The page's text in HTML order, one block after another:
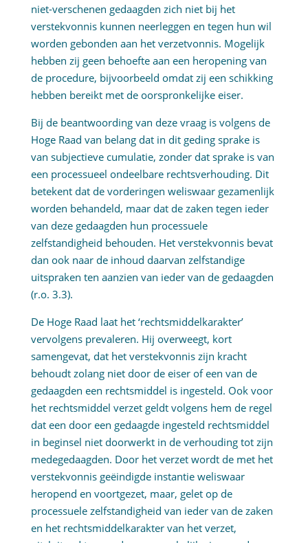
niet-verschenen gedaagden zich niet bij het
verstekvonnis kunnen neerleggen en tegen hun wil
worden gebonden aan het verzetvonnis. Mogelijk
hebben zij geen behoefte aan een heropening van
de procedure, bijvoorbeeld omdat zij een schikking
hebben bereikt met de oorspronkelijke eiser.
Bij de beantwoording van deze vraag is volgens de
Hoge Raad van belang dat in dit geding sprake is
van subjectieve cumulatie, zonder dat sprake is van
een processueel ondeelbare rechtsverhouding. Dit
betekent dat de vorderingen weliswaar gezamenlijk
worden behandeld, maar dat de zaken tegen ieder
van deze gedaagden hun processuele
zelfstandigheid behouden. Het verstekvonnis bevat
dan ook naar de inhoud daarvan zelfstandige
uitspraken ten aanzien van ieder van de gedaagden
(r.o. 3.3).
De Hoge Raad laat het ‘rechtsmiddelkarakter’
vervolgens prevaleren. Hij overweegt, kort
samengevat, dat het verstekvonnis zijn kracht
behoudt zolang niet door de eiser of een van de
gedaagden een rechtsmiddel is ingesteld. Ook voor
het rechtsmiddel verzet geldt volgens hem de regel
dat een door een gedaagde ingesteld rechtsmiddel
in beginsel niet doorwerkt in de verhouding tot zijn
medegedaagden. Door het verzet wordt de met het
verstekvonnis geëindigde instantie weliswaar
heropend en voortgezet, maar, gelet op de
processuele zelfstandigheid van ieder van de zaken
en het rechtsmiddelkarakter van het verzet,